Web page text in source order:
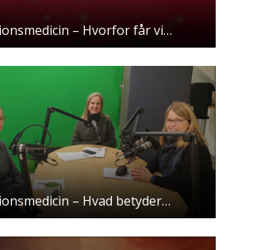
– Hvorfor får vi…
– Hvad betyder…